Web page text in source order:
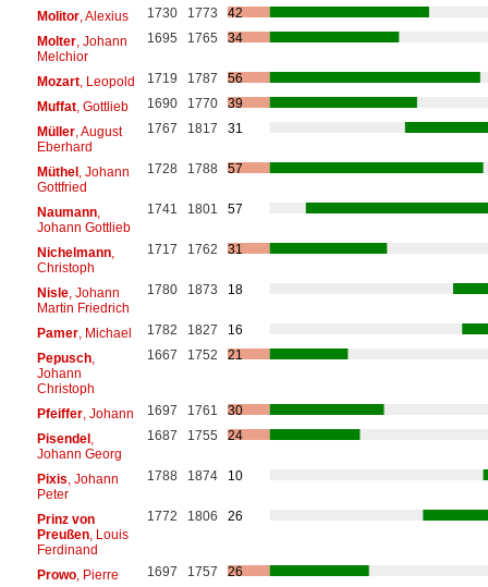
Molitor, Alexius 1730 1773
42
Molter, Johann
Melchior
1695 1765 34
Mozart, Leopold 1719 1787
56
Muffat, Gottlieb 1690 1770
39
Müller, August
Eberhard
1767 1817 31
Müthel, Johann
Gottfried
1728 1788 57
Naumann,
Johann Gottlieb
1741 1801 57
Nichelmann,
Christoph
1717 1762 31
Nisle, Johann
Martin Friedrich
1780 1873 18
Pamer, Michael 1782 1827
16
Pepusch,
Johann
Christoph
1667 1752 21
Pfeiffer, Johann 1697 1761
30
Pisendel,
Johann Georg
1687 1755 24
Pixis , Johann
Peter
1788 1874 10
Prinz von
Preußen, Louis
Ferdinand
1772 1806 26
Prowo, Pierre 1697 1757
26